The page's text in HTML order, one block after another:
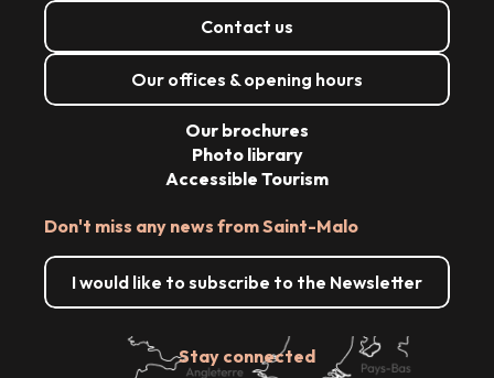
Contact us
Our offices & opening hours
Don't miss any news from Saint-Malo
I would like to subscribe to the Newsletter
Stay connected
Our brochures
Photo library
Accessible Tourism